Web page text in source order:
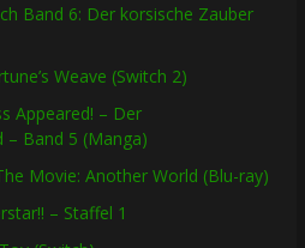
Band 6: Der korsische Zauber
Weave (Switch 2)
Appeared! – Der
– Band 5 (Manga)
Movie: Another World (Blu-ray)
– Staffel 1